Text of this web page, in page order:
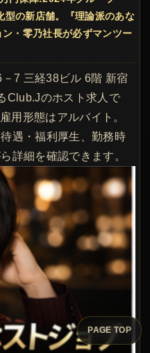
型の新店舗。『理論派のあな
・零乃社長が必ずマンツー
7 三経38ビル 6階 新宿
Club.Jのホスト求人で
用形態はアルバイト。
遇・福利厚生、勤務時
詳細を確認できます。
PAGE TOP